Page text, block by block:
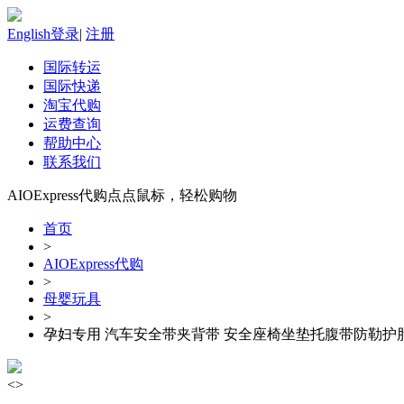
English登录| 注册
国际转运
国际快递
淘宝代购
运费查询
帮助中心
联系我们
AIOExpress代购点点鼠标，轻松购物
首页
>
AIOExpress代购
>
母婴玩具
>
孕妇专用 汽车安全带夹背带 安全座椅坐垫托腹带防勒护
<>